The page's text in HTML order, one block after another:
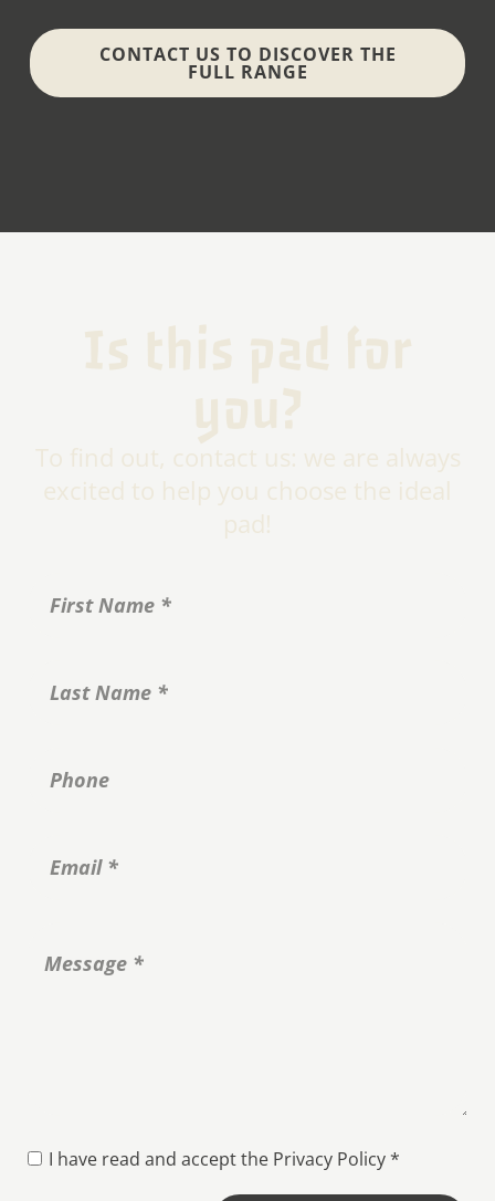
CONTACT US TO DISCOVER THE
FULL RANGE
Is this pad for
you?
To find out, contact us: we are always
excited to help you choose the ideal
pad!
I have read and accept the Privacy Policy*